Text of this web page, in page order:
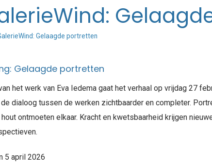
Gelaagde portretten
Gelaagde portretten
het werk van Eva Iedema gaat het verhaal op vrijdag 27
dialoog tussen de werken zichtbaarder en completer.
ontmoeten elkaar. Kracht en kwetsbaarheid krijgen
5 april 2026